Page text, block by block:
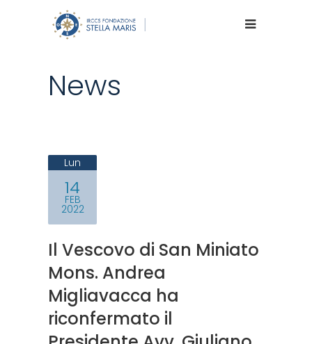
News
Lun
14
FEB
2022
Il Vescovo di San Miniato
Mons. Andrea
Migliavacca ha
riconfermato il